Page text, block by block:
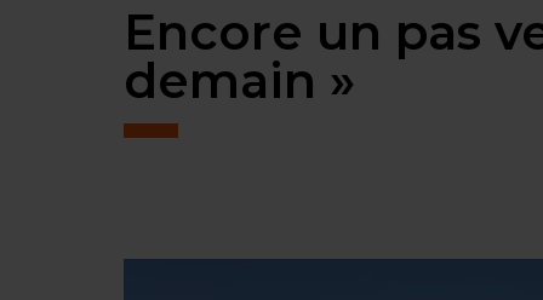
Encore un pas
demain »